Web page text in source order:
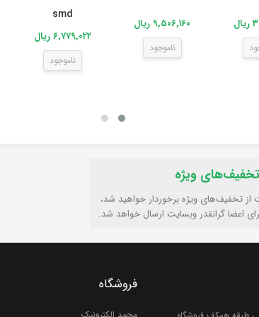
۹,۵۰۶,۱۶۰ ریال
ناموجود
smd
۶,۷۷۹,۰۲۲ ریال
ناموجود
تخفیف‌های ویژه
تخفیف‌های ویژه برخوردار خواهید شد،
اعضا گرانقدر وبسایت ارسال خواهد شد.
فروشگاه